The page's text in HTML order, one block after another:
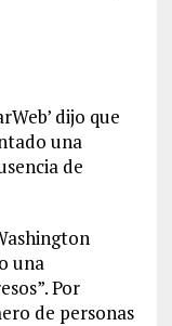
dijo que
una
de
una
Por
de personas